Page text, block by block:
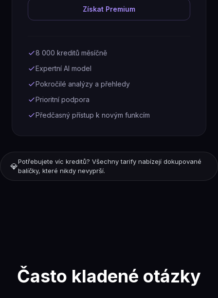
Získat Premium
8 000 kreditů měsíčně
Expertní AI model
Pokročilé analýzy a přehledy
Prioritní podpora
Předčasný přístup k novým funkcím
💎Potřebujete víc kreditů? Všechny tarify nabízejí dokupované
balíčky, které nikdy nevyprší.
Často kladené otázky